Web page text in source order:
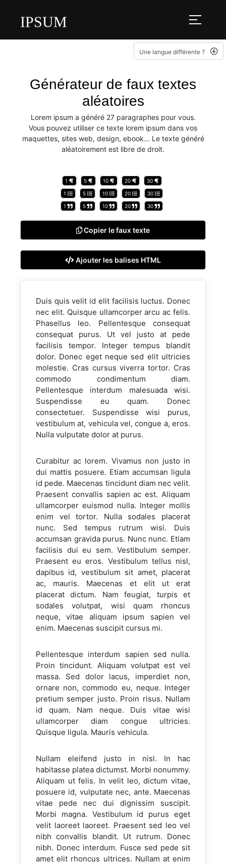
IPSUM
Une langue différente ?
Générateur de faux textes
aléatoires
Lorem ipsum a généré 27 paragraphes pour vous.
Vous pouvez utiliser ce texte lorem ipsum dans vos
maquettes, sites web, design, ebook... Le texte généré
aléatoirement est libre de droit.
1 5 10 20 30
1 5 10 20 30
1 5 10 20 30
Copier le faux texte
Ajouter les balises HTML
Duis quis velit id elit facilisis luctus. Donec
nec elit. Quisque ullamcorper arcu ac felis.
Phasellus leo. Pellentesque consequat
consequat purus. Ut vel justo at pede
facilisis tempor. Integer tempus blandit
dolor. Donec eget neque sed elit ultricies
molestie. Cras cursus viverra tortor. Cras
commodo condimentum diam.
Pellentesque interdum malesuada wisi.
Suspendisse eu quam. Donec
consectetuer. Suspendisse wisi purus,
vestibulum at, vehicula vel, congue a, eros.
Nulla vulputate dolor at purus.
Curabitur ac lorem. Vivamus non justo in
dui mattis posuere. Etiam accumsan ligula
id pede. Maecenas tincidunt diam nec velit.
Praesent convallis sapien ac est. Aliquam
ullamcorper euismod nulla. Integer mollis
enim vel tortor. Nulla sodales placerat
nunc. Sed tempus rutrum wisi. Duis
accumsan gravida purus. Nunc nunc. Etiam
facilisis dui eu sem. Vestibulum semper.
Praesent eu eros. Vestibulum tellus nisl,
dapibus id, vestibulum sit amet, placerat
ac, mauris. Maecenas et elit ut erat
placerat dictum. Nam feugiat, turpis et
sodales volutpat, wisi quam rhoncus
neque, vitae aliquam ipsum sapien vel
enim. Maecenas suscipit cursus mi.
Pellentesque interdum sapien sed nulla.
Proin tincidunt. Aliquam volutpat est vel
massa. Sed dolor lacus, imperdiet non,
ornare non, commodo eu, neque. Integer
pretium semper justo. Proin risus. Nullam
id quam. Nam neque. Duis vitae wisi
ullamcorper diam congue ultricies.
Quisque ligula. Mauris vehicula.
Nullam eleifend justo in nisl. In hac
habitasse platea dictumst. Morbi nonummy.
Aliquam ut felis. In velit leo, dictum vitae,
posuere id, vulputate nec, ante. Maecenas
vitae pede nec dui dignissim suscipit.
Morbi magna. Vestibulum id purus eget
velit laoreet laoreet. Praesent sed leo vel
nibh convallis blandit. Ut rutrum. Donec
nibh. Donec interdum. Fusce sed pede sit
amet elit rhoncus ultrices. Nullam at enim